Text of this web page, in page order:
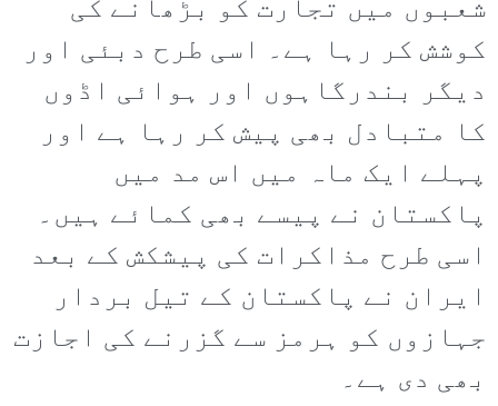
شعبوں میں تجارت کو بڑھانے کی
کوشش کر رہا ہے۔ اسی طرح دبئی اور
دیگر بندرگاہوں اور ہوائی اڈوں
کا متبادل بھی پیش کر رہا ہے اور
پہلے ایک ماہ میں اس مد میں
پاکستان نے پیسے بھی کمائے ہیں۔
اسی طرح مذاکرات کی پیشکش کے بعد
ایران نے پاکستان کے تیل بردار
جہازوں کو ہرمز سے گزرنے کی اجازت
بھی دی ہے۔